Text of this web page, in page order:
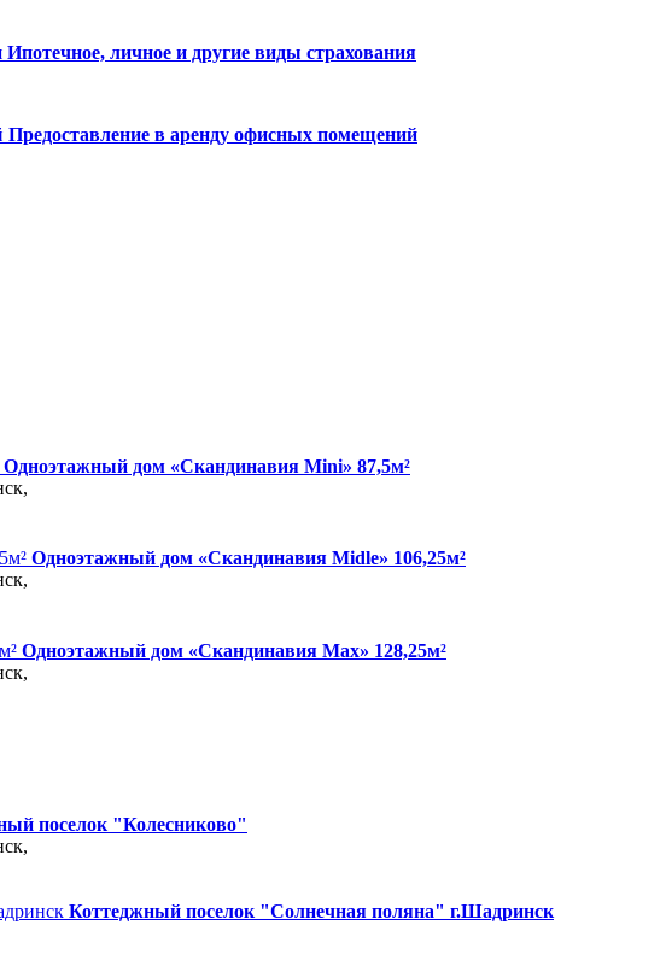
Ипотечное, личное и другие виды страхования
Предоставление в аренду офисных помещений
Одноэтажный дом «Скандинавия Mini» 87,5м²
Одноэтажный дом «Скандинавия Midle» 106,25м²
Одноэтажный дом «Скандинавия Max» 128,25м²
поселок "Колесниково"
Коттеджный поселок "Солнечная поляна" г.Шадринск